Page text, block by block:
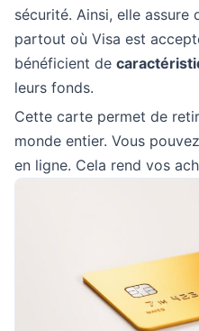
sécurité. Ainsi, elle assure
partout où Visa est
bénéficient de
leurs fonds.
Cette carte permet de
monde entier. Vous
en ligne. Cela rend vos